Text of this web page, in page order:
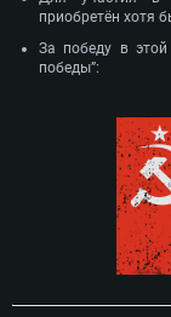
приобретён хотя
За победу в
победы”: